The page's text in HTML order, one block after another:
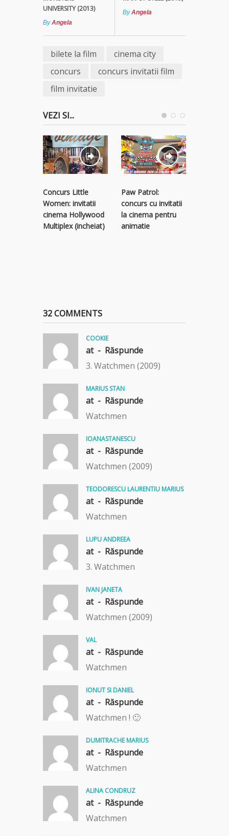
UNIVERSITY (2013)
ByAngela
ByAngela
bilete la film
cinema city
concurs
concurs invitatii film
film invitatie
VEZI SI...
Concurs Little
Women: invitatii
cinema Hollywood
Multiplex (incheiat)
Paw Patrol:
concurs cu invitatii
la cinema pentru
animatie
32 COMMENTS
COOKIE
at - Răspunde
3. Watchmen (2009)
MARIUS STAN
at - Răspunde
Watchmen
IOANASTANESCU
at - Răspunde
Watchmen (2009)
TEODORESCU LAURENTIU MARIUS
at - Răspunde
Watchmen
LUPU ANDREEA
at - Răspunde
3. Watchmen
IVAN JANETA
at - Răspunde
Watchmen (2009)
VAL
at - Răspunde
Watchmen
IONUT SI DANIEL
at - Răspunde
Watchmen ! 🙂
DUMITRACHE MARIUS
at - Răspunde
Watchmen
ALINA CONDRUZ
at - Răspunde
Watchmen